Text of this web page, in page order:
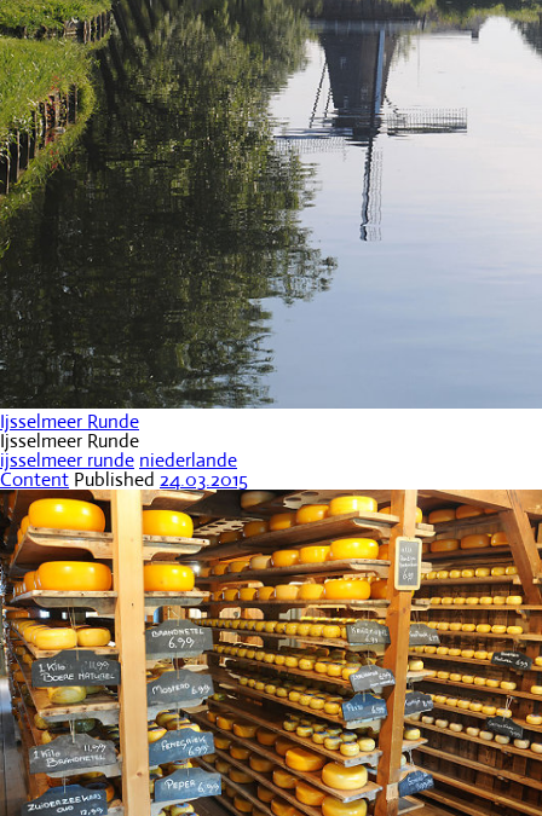
Ijsselmeer Runde
Ijsselmeer Runde
ijsselmeer runde niederlande
Content Published 24.03.2015